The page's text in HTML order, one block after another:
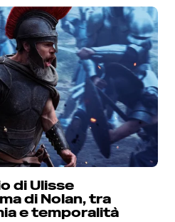
di Ulisse
di Nolan, tra
e temporalità